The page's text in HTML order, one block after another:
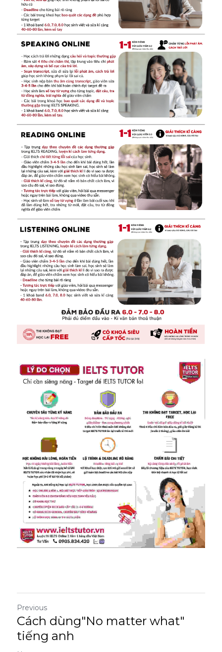
Previous
Cách dùng"No matter what"
tiếng anh